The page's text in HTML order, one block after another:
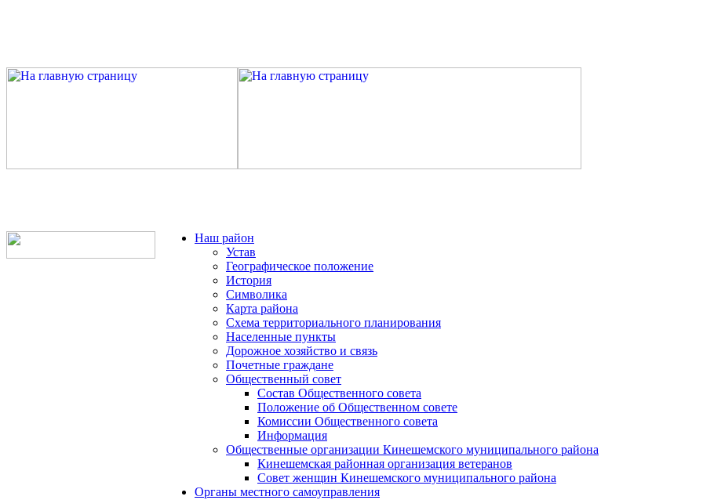
Наш район
Устав
Географическое положение
История
Символика
Карта района
Схема территориального планирования
Населенные пункты
Дорожное хозяйство и связь
Почетные граждане
Общественный совет
Состав Общественного совета
Положение об Общественном совете
Комиссии Общественного совета
Информация
Общественные организации Кинешемского муниципального района
Кинешемская районная организация ветеранов
Совет женщин Кинешемского муниципального района
Органы местного самоуправления